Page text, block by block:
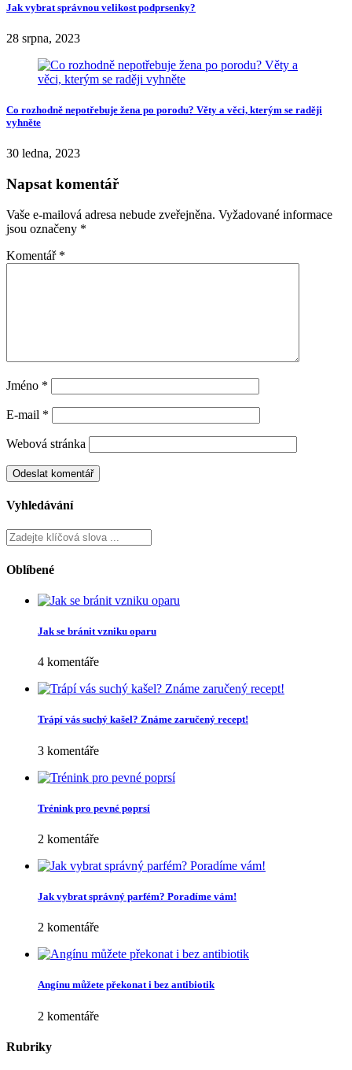
Jak vybrat správnou velikost podprsenky?
28 srpna, 2023
Co rozhodně nepotřebuje žena po porodu? Věty a věci, kterým se raději
vyhněte
30 ledna, 2023
Napsat komentář
Vaše e-mailová adresa nebude zveřejněna. Vyžadované informace
jsou označeny *
Komentář *
Jméno *
E-mail *
Webová stránka
Vyhledávání
Oblíbené
Jak se bránit vzniku oparu
4 komentáře
Trápí vás suchý kašel? Známe zaručený recept!
3 komentáře
Trénink pro pevné poprsí
2 komentáře
Jak vybrat správný parfém? Poradíme vám!
2 komentáře
Angínu můžete překonat i bez antibiotik
2 komentáře
Rubriky